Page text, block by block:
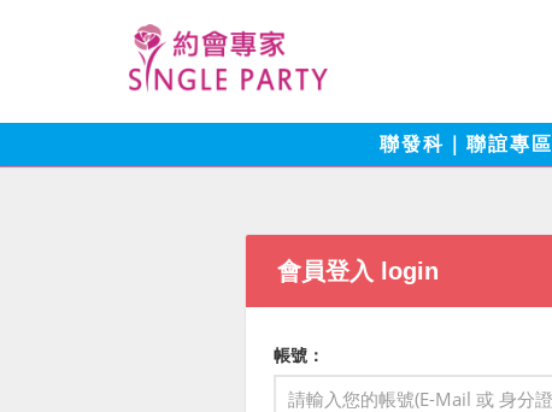
聯發科｜聯誼專區
會員登入 login
帳號：